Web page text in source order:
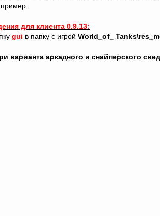
для клиента 0.9.13:
gui в папку с игрой World_of_
варианта аркадного и снайперского